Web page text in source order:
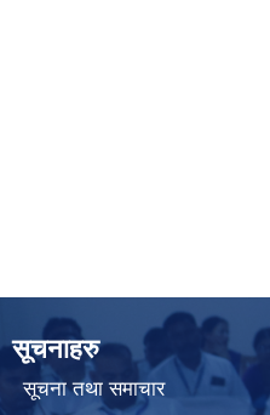
सूचनाहरु
सूचना तथा समाचार